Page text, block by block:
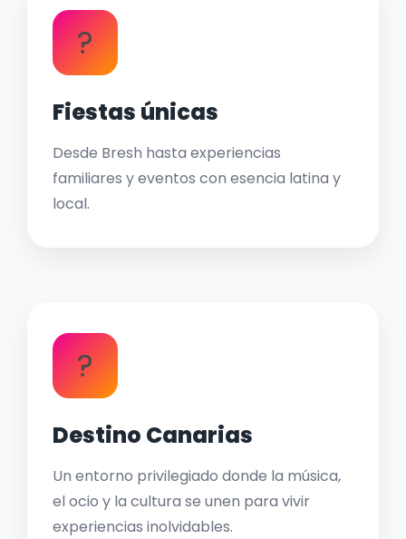
?
Fiestas únicas
Desde Bresh hasta experiencias
familiares y eventos con esencia latina y
local.
?
Destino Canarias
Un entorno privilegiado donde la música,
el ocio y la cultura se unen para vivir
experiencias inolvidables.